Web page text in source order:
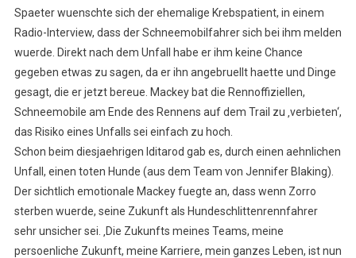
Spaeter wuenschte sich der ehemalige Krebspatient, in einem
Radio-Interview, dass der Schneemobilfahrer sich bei ihm melden
wuerde. Direkt nach dem Unfall habe er ihm keine Chance
gegeben etwas zu sagen, da er ihn angebruellt haette und Dinge
gesagt, die er jetzt bereue. Mackey bat die Rennoffiziellen,
Schneemobile am Ende des Rennens auf dem Trail zu ‚verbieten‘,
das Risiko eines Unfalls sei einfach zu hoch.
Schon beim diesjaehrigen Iditarod gab es, durch einen aehnlichen
Unfall, einen toten Hunde (aus dem Team von Jennifer Blaking).
Der sichtlich emotionale Mackey fuegte an, dass wenn Zorro
sterben wuerde, seine Zukunft als Hundeschlittenrennfahrer
sehr unsicher sei. ‚Die Zukunfts meines Teams, meine
persoenliche Zukunft, meine Karriere, mein ganzes Leben, ist nun